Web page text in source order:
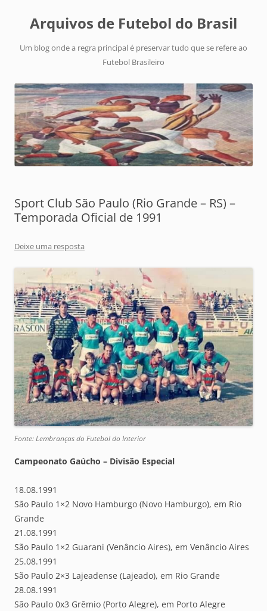
Arquivos de Futebol do Brasil
Um blog onde a regra principal é preservar tudo que se refere ao
Futebol Brasileiro
Sport Club São Paulo (Rio Grande – RS) –
Temporada Oficial de 1991
Deixe uma resposta
Fonte: Lembranças do Futebol do Interior
Campeonato Gaúcho – Divisão Especial
18.08.1991
São Paulo 1×2 Novo Hamburgo (Novo Hamburgo), em Rio
Grande
21.08.1991
São Paulo 1×2 Guarani (Venâncio Aires), em Venâncio Aires
25.08.1991
São Paulo 2×3 Lajeadense (Lajeado), em Rio Grande
28.08.1991
São Paulo 0x3 Grêmio (Porto Alegre), em Porto Alegre